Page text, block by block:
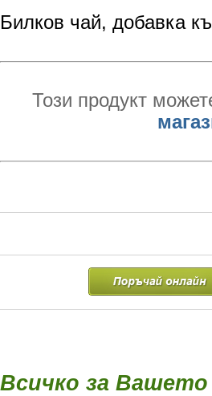
Билков чай, добавка
Този продукт
Всичко за Вашето